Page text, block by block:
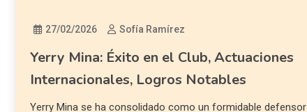
27/02/2026 Sofía Ramírez
Yerry Mina: Éxito en el Club, Actuaciones
Internacionales, Logros Notables
Yerry Mina se ha consolidado como un formidable defensor